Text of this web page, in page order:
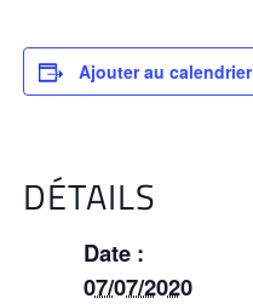
Ajouter au calendrier
DÉTAILS
Date :
07/07/2020